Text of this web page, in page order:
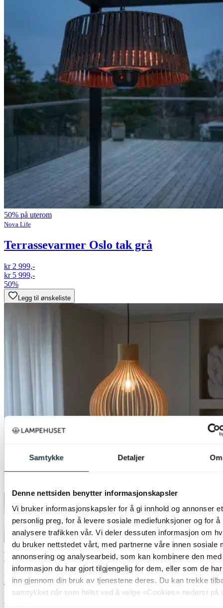
Samtykke Detaljer Om
Denne nettsiden benytter informasjonskapsler
Vi bruker informasjonskapsler for å gi innhold og annonser et
personlig preg, for å levere sosiale mediefunksjoner og for å
analysere trafikken vår. Vi deler dessuten informasjon om
du bruker nettstedet vårt, med partnerne våre innen sosiale
annonsering og analysearbeid, som kan kombinere den med
informasjon du har gjort tilgjengelig for dem, eller som de
inn gjennom din bruk av tjenestene deres. Du kan trekke
samtykket når som helst ved å velge «Cookies» nederst på
50% på uterom
Nova Life
Terrassevarmer Oslo tak grå
kr 2 999,-
kr 5 999,-
50%
Legg til ønskeliste
BestselgerSom vist på TV50% på utvalgte taklamper
Nova Life
Daniella taklampe 46cm natur
kr 2 749,-